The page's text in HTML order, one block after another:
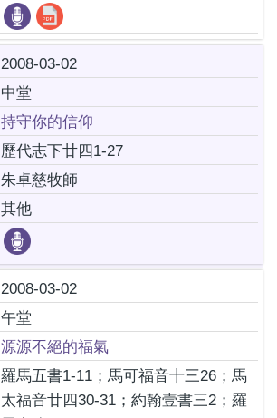
2008-03-02
中堂
持守你的信仰
歷代志下廿四1-27
朱卓慈牧師
其他
2008-03-02
午堂
源源不絕的福氣
羅馬五書1-11；馬可福音十三26；馬
太福音廿四30-31；約翰壹書三2；羅